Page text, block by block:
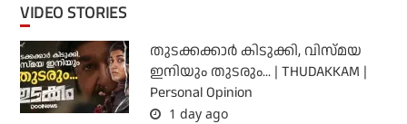
VIDEO STORIES
തുടക്കക്കാര്‍ കിടുക്കി, വിസ്മയ
ഇനിയും തുടരും... | THUDAKKAM |
Personal Opinion
1 day ago